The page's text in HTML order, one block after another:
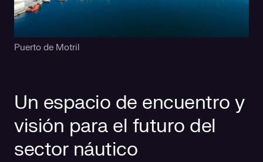
Puerto de Motril
Un espacio de encuentro y
visión para el futuro del
sector náutico